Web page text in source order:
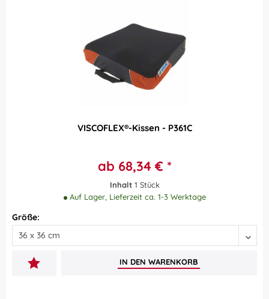
Eurochair
Litec 2G
Meyra Budget
Meyra Format
Parix 2
Druckempfindlichkeit
Sofort lieferbar
von68,34 €bis120,00 €
VISCOFLEX®-Kissen - P361C
ab 68,34 € *
Inhalt 1 Stück
Auf Lager, Lieferzeit ca. 1-3 Werktage
Größe:
IN DEN WARENKORB